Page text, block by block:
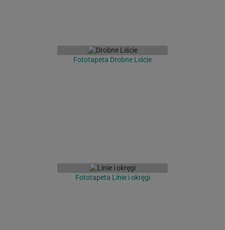
Fototapeta Drobne Liście
Fototapeta Linie i okręgi